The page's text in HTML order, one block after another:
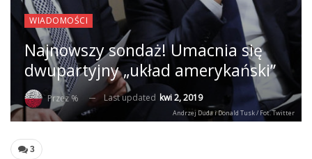
WIADOMOŚCI
Najnowszy sondaż! Umacnia się
dwupartyjny „układ amerykański”
Przez % Last updated kwi 2, 2019
Andrzej Duda i Donald Tusk / Fot. Twitter
3